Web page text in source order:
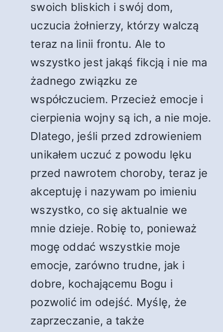
swoich bliskich i swój dom,
uczucia żołnierzy, którzy walczą
teraz na linii frontu. Ale to
wszystko jest jakąś fikcją i nie ma
żadnego związku ze
współczuciem. Przecież emocje i
cierpienia wojny są ich, a nie moje.
Dlatego, jeśli przed zdrowieniem
unikałem uczuć z powodu lęku
przed nawrotem choroby, teraz je
akceptuję i nazywam po imieniu
wszystko, co się aktualnie we
mnie dzieje. Robię to, ponieważ
mogę oddać wszystkie moje
emocje, zarówno trudne, jak i
dobre, kochającemu Bogu i
pozwolić im odejść. Myślę, że
zaprzeczanie, a także